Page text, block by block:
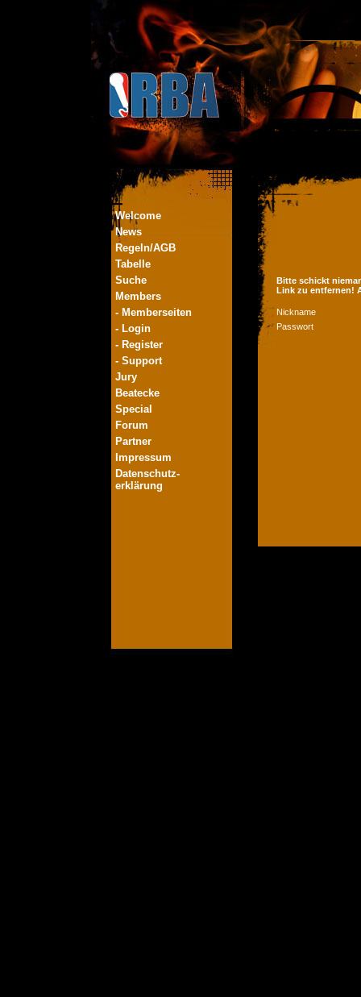
Welcome
News
Regeln/AGB
Tabelle
Suche
Members
- Memberseiten
- Login
- Register
- Support
Jury
Beatecke
Special
Forum
Partner
Impressum
Datenschutz-
erklärung
Bitte schickt
Link zu entfernen!
Nickname
Passwort